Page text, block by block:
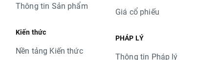
Thông tin Sản phẩm
Kiến thức
Nền tảng Kiến thức
Giá cổ phiếu
PHÁP LÝ
Thông tin Pháp lý